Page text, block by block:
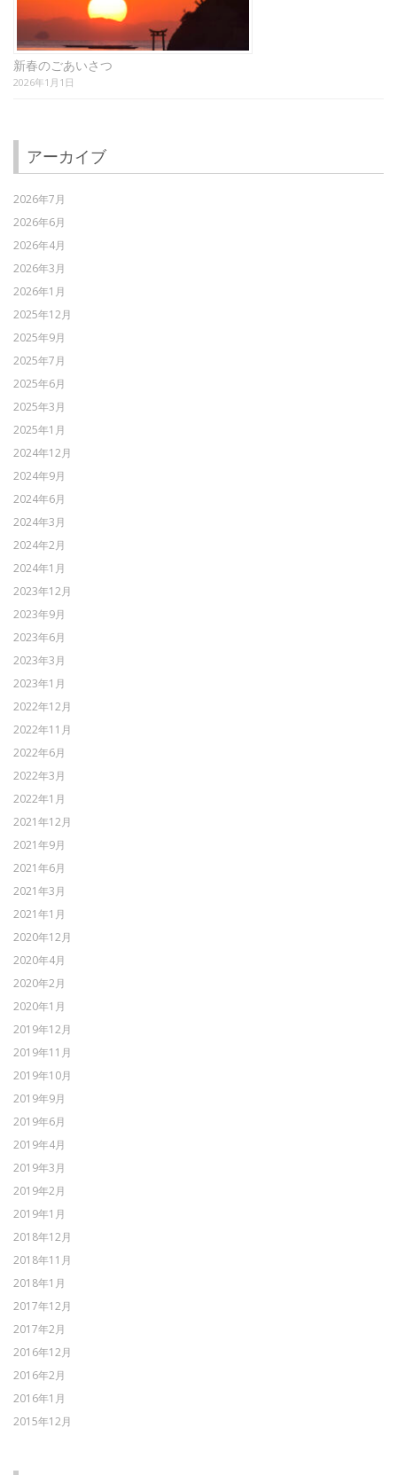
新春のごあいさつ
2026年1月1日
アーカイブ
2026年7月
2026年6月
2026年4月
2026年3月
2026年1月
2025年12月
2025年9月
2025年7月
2025年6月
2025年3月
2025年1月
2024年12月
2024年9月
2024年6月
2024年3月
2024年2月
2024年1月
2023年12月
2023年9月
2023年6月
2023年3月
2023年1月
2022年12月
2022年11月
2022年6月
2022年3月
2022年1月
2021年12月
2021年9月
2021年6月
2021年3月
2021年1月
2020年12月
2020年4月
2020年2月
2020年1月
2019年12月
2019年11月
2019年10月
2019年9月
2019年6月
2019年4月
2019年3月
2019年2月
2019年1月
2018年12月
2018年11月
2018年1月
2017年12月
2017年2月
2016年12月
2016年2月
2016年1月
2015年12月